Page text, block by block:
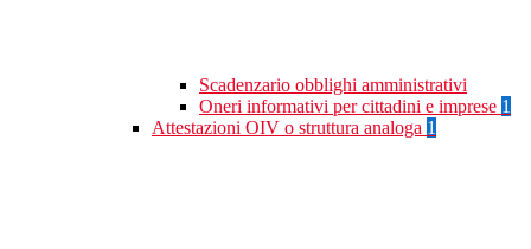
Scadenzario obblighi amministrativi
Oneri informativi per cittadini e imprese 1
Attestazioni OIV o struttura analoga 1